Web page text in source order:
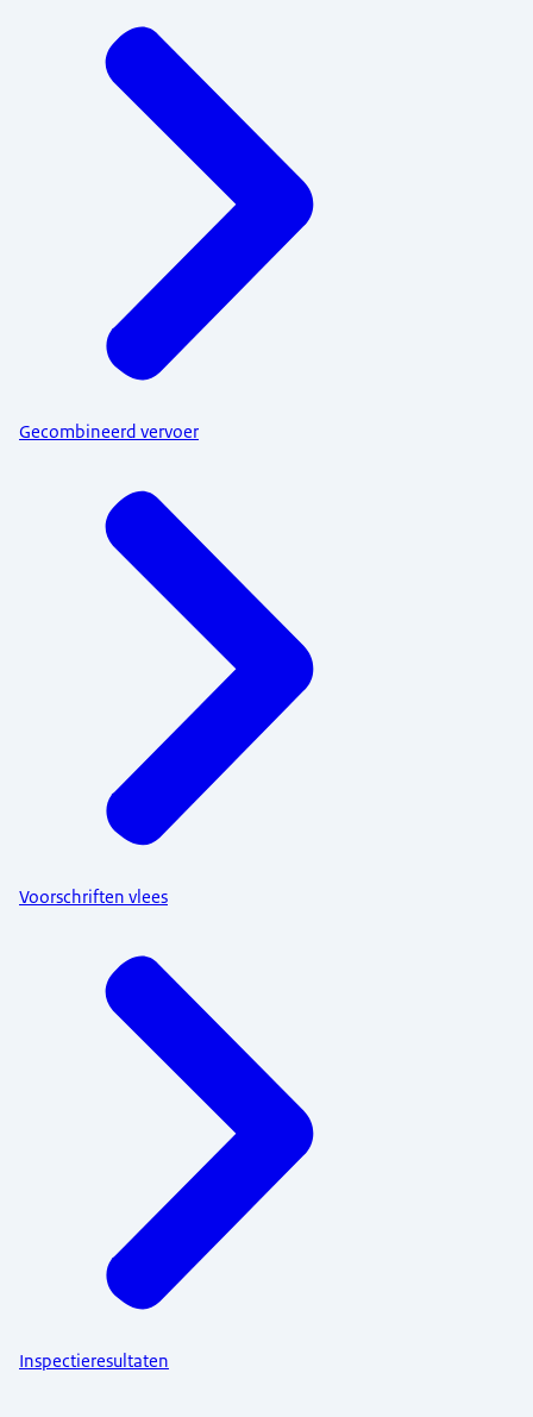
Gecombineerd vervoer
Voorschriften vlees
Inspectieresultaten